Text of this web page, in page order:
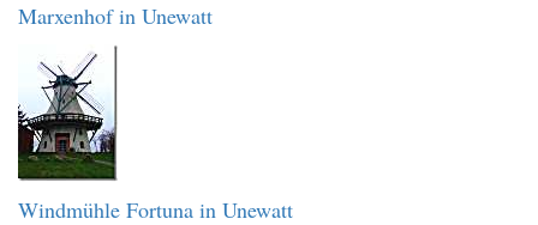
Marxenhof in Unewatt
Windmühle Fortuna in Unewatt